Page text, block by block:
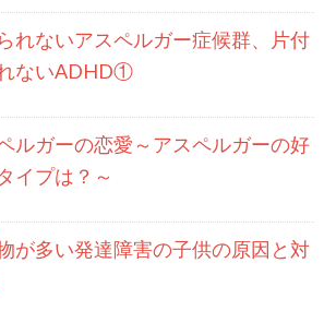
れないアスペルガー症候群、片付
ないADHD①
ルガーの恋愛～アスペルガーの好
イプは？～
が多い発達障害の子供の原因と対